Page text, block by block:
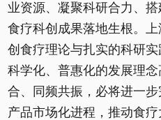
业资源、凝聚科研合力、
食疗科创成果落地生根。
创食疗理论与扎实的科研实
科学化、普惠化的发展理
合、同频共振，必将进一
产品市场化进程，推动食疗